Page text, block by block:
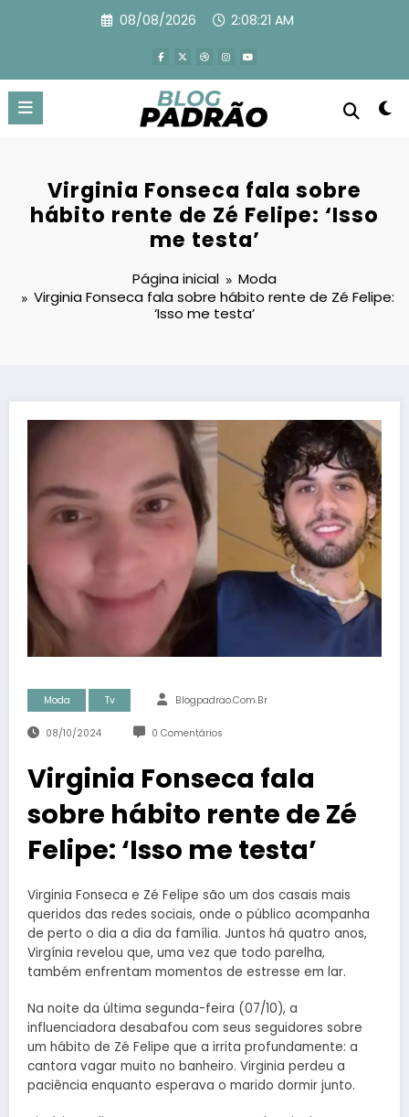
08/08/2026 2:08:22 AM
Virginia Fonseca fala sobre
hábito rente de Zé Felipe: ‘Isso
me testa’
Página inicial
Moda
Virginia Fonseca fala sobre hábito rente de Zé Felipe:
‘Isso me testa’
Moda Tv Blogpadrao.com.br
08/10/2024 0 Comentários
Virginia Fonseca fala
sobre hábito rente de Zé
Felipe: ‘Isso me testa’
Virginia Fonseca e Zé Felipe são um dos casais mais
queridos das redes sociais, onde o público acompanha
de perto o dia a dia da família. Juntos há quatro anos,
Virgínia revelou que, uma vez que todo parelha,
também enfrentam momentos de estresse em lar.
Na noite da última segunda-feira (07/10), a
influenciadora desabafou com seus seguidores sobre
um hábito de Zé Felipe que a irrita profundamente: a
cantora vagar muito no banheiro. Virginia perdeu a
paciência enquanto esperava o marido dormir junto.